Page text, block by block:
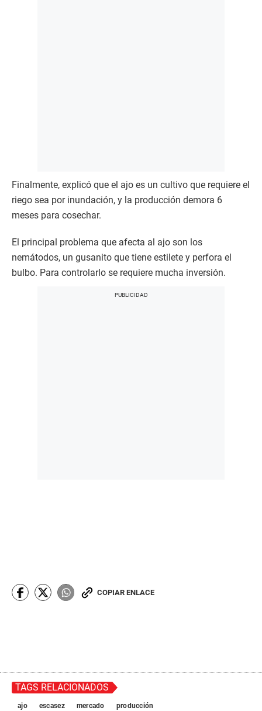
Finalmente, explicó que el ajo es un cultivo que requiere el
riego sea por inundación, y la producción demora 6
meses para cosechar.
El principal problema que afecta al ajo son los
nemátodos, un gusanito que tiene estilete y perfora el
bulbo. Para controlarlo se requiere mucha inversión.
COPIAR ENLACE
TAGS RELACIONADOS
ajo escasez mercado producción